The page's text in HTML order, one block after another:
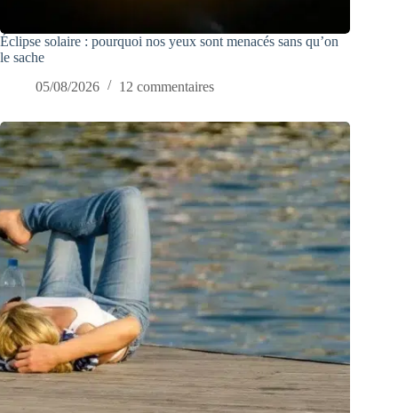
Éclipse solaire : pourquoi nos yeux sont menacés sans qu’on
le sache
05/08/2026
12 commentaires